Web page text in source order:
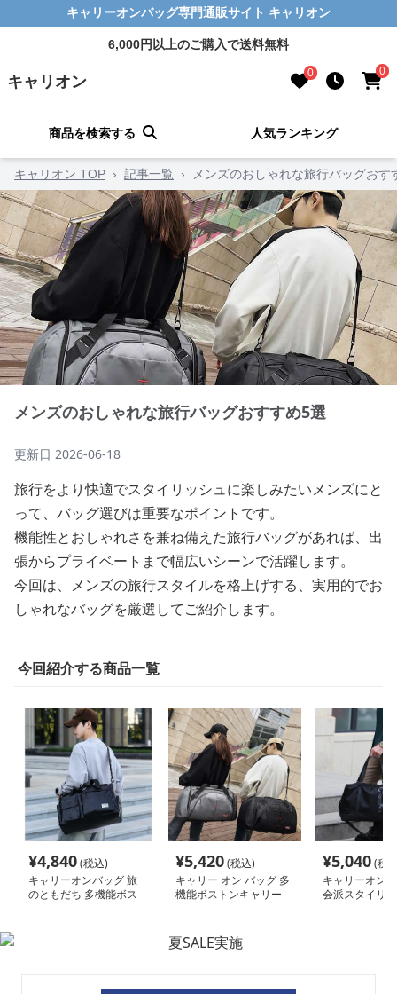
キャリーオンバッグ専門通販サイト キャリオン
6,000円以上のご購入で送料無料
キャリオン 0 0
商品を検索する 人気ランキング
キャリオン TOP › 記事一覧 › メンズのおしゃれな旅行バッグおす
メンズのおしゃれな旅行バッグおすすめ5選
更新日 2026-06-18
旅行をより快適でスタイリッシュに楽しみたいメンズにと
って、バッグ選びは重要なポイントです。
機能性とおしゃれさを兼ね備えた旅行バッグがあれば、出
張からプライベートまで幅広いシーンで活躍します。
今回は、メンズの旅行スタイルを格上げする、実用的でお
しゃれなバッグを厳選してご紹介します。
今回紹介する商品一覧
¥4,840(税込)
キャリーオンバッグ 旅
のともだち 多機能ボス
¥5,420(税込)
キャリー オン バッグ 多
機能ボストンキャリー
¥5,040(税
キャリーオン
会派スタイリ